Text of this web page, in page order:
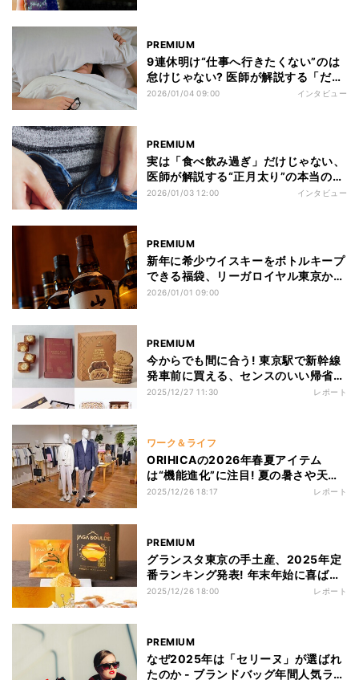
PREMIUM
9連休明け“仕事へ行きたくない”のは
怠けじゃない? 医師が解説する「だる
さ」の正体
2026/01/04 09:00 インタビュー
PREMIUM
実は「食べ飲み過ぎ」だけじゃない、
医師が解説する“正月太り”の本当の原
因
2026/01/03 12:00 インタビュー
PREMIUM
新年に希少ウイスキーをボトルキープ
できる福袋、リーガロイヤル東京から
「福ボトル」発売
2026/01/01 09:00
PREMIUM
今からでも間に合う! 東京駅で新幹線
発車前に買える、センスのいい帰省手
土産3選
2025/12/27 11:30 レポート
ワーク＆ライフ
ORIHICAの2026年春夏アイテム
は“機能進化”に注目! 夏の暑さや天候
変化に対応するアイテムが続々
2025/12/26 18:17 レポート
PREMIUM
グランスタ東京の手土産、2025年定
番ランキング発表! 年末年始に喜ばれ
ること間違いなしの第1位は?
2025/12/26 18:00 レポート
PREMIUM
なぜ2025年は「セリーヌ」が選ばれ
たのか - ブランドバッグ年間人気ラン